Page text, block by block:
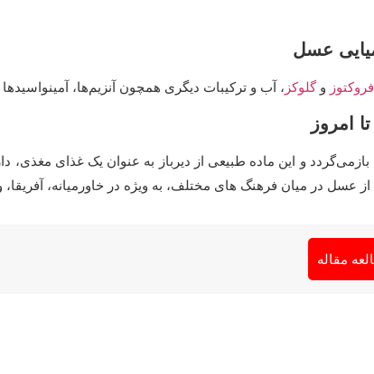
عسل
فروکتوز وگلوکز ، آب و ترکیبات دیگری همچون آنزیم‌ها،
امروز
و این ماده طبیعی از دیرباز به عنوان یک غذای
عسل در میان فرهنگ‌ های مختلف، به ویژه در خاورمیانه،
مقاله